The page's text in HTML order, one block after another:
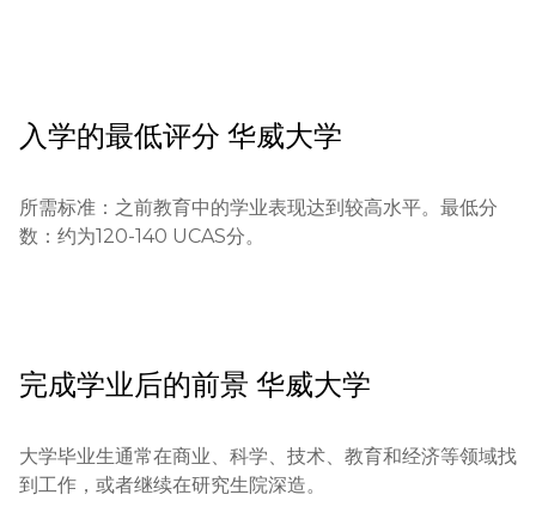
入学的最低评分 华威大学
所需标准：之前教育中的学业表现达到较高水平。最低分
数：约为120-140 UCAS分。
完成学业后的前景 华威大学
大学毕业生通常在商业、科学、技术、教育和经济等领域找
到工作，或者继续在研究生院深造。